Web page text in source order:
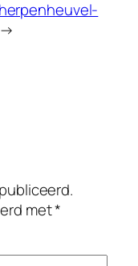
→
met*